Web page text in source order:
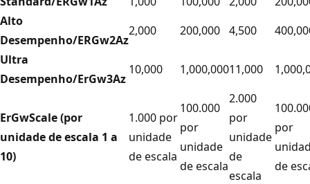
Alto
Desempenho/ERGw2Az
2,000 200,000 4,500
Ultra
Desempenho/ErGw3Az
10,000 1,000,00011,000
ErGwScale (por
unidade de escala 1 a
10)
1.000 por
unidade
de escala
100.000
por
unidade
de escala
2.000
por
unidade
de
escala
por
de